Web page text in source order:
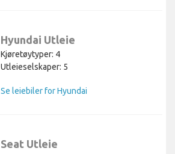
Hyundai Utleie
Kjøretøytyper: 4
Utleieselskaper: 5
Se leiebiler for Hyundai
Seat Utleie